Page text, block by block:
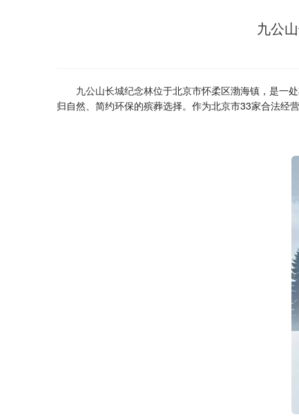
九公
九公山长城纪念林位于北京市怀柔区渤海镇，是一
归自然、简约环保的殡葬选择。作为北京市33家合法经